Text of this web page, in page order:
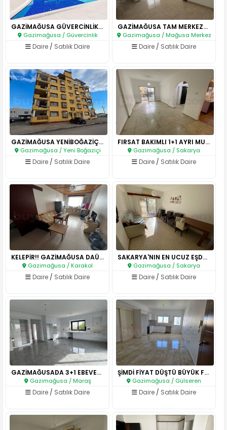
GAZİMAĞUSA GÜVERCİNLİK 2+1 SAT..
Gazimağusa / Güvercinlik
Daire / Satılık Daire
GAZİMAĞUSA TAM MERKEZDE KAÇIRI..
Gazimağusa / Mağusa Merkez
Daire / Satılık Daire
GAZİMAĞUSA YENİBOĞAZİÇİ 3+1 FU..
Gazimağusa / Yeni Boğaziçi
Daire / Satılık Daire
FIRSAT BAKIMLI 1+1 AYRI MUTFAK..
Gazimağusa / Sakarya
Daire / Satılık Daire
KELEPİR!! GAZİMAĞUSA DAÜ KARŞI..
Gazimağusa / Karakol
Daire / Satılık Daire
SAKARYA'NIN EN UCUZ EŞDEĞER TA..
Gazimağusa / Sakarya
Daire / Satılık Daire
GAZİMAĞUSADA 3+1 EBEVEYN BANYO..
Gazimağusa / Maraş
Daire / Satılık Daire
ŞİMDİ FİYAT DÜŞTÜ BÜYÜK FIRSAT..
Gazimağusa / Gülseren
Daire / Satılık Daire